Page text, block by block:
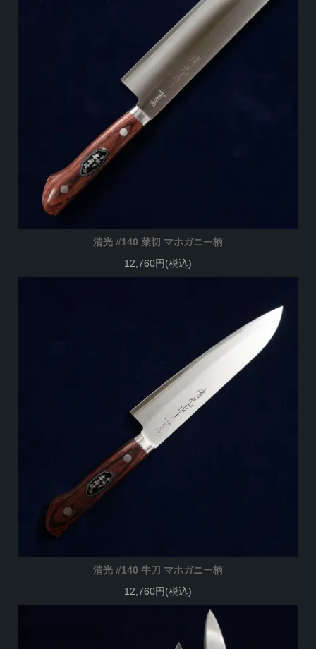
清光 #140 菜切 マホガニー柄
12,760円(税込)
清光 #140 牛刀 マホガニー柄
12,760円(税込)